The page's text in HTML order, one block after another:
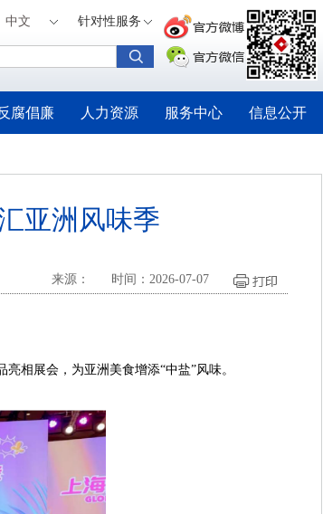
中文 针对性服务
腐倡廉 人力资源 服务中心 信息公开
亚洲风味季
来源： 时间：2026-07-07
相展会，为亚洲美食增添“中盐”风味。